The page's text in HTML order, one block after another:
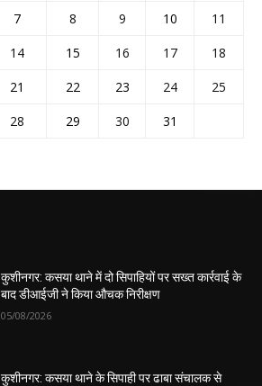
7 8 9 10
11
14 15 16 17
18
21 22 23 24
25
28 29 30
31
कुशीनगर: कसया थाने में दो सिपाहियों पर सख्त कार्रवाई के
बाद डीआईजी ने किया औचक निरीक्षण
05/08/2026
कुशीनगर: कसया थाने के सिपाही पर ढाबा संचालक से